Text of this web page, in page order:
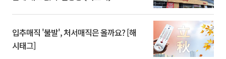
입추매직 '불발', 처서매직은 올까요? [해
시태그]